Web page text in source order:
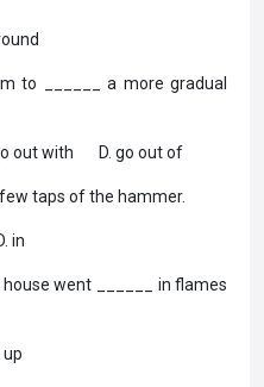
to ______ a more gradual
out with D. go out of
taps of the hammer.
in
went ______ in flames